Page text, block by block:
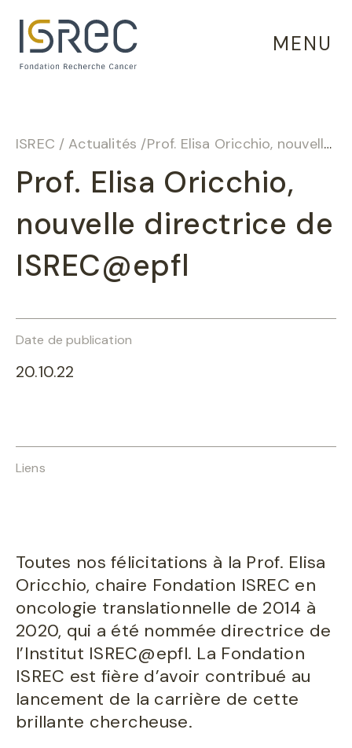
MENU
ISREC / Actualités /Prof. Elisa Oricchio, nouvelle directrice de ISREC@epfl
Prof. Elisa Oricchio,
nouvelle directrice de
ISREC@epfl
Date de publication
20.10.22
Liens
Toutes nos félicitations à la Prof. Elisa
Oricchio, chaire Fondation ISREC en
oncologie translationnelle de 2014 à
2020, qui a été nommée directrice de
l’Institut ISREC@epfl. La Fondation
ISREC est fière d’avoir contribué au
lancement de la carrière de cette
brillante chercheuse.